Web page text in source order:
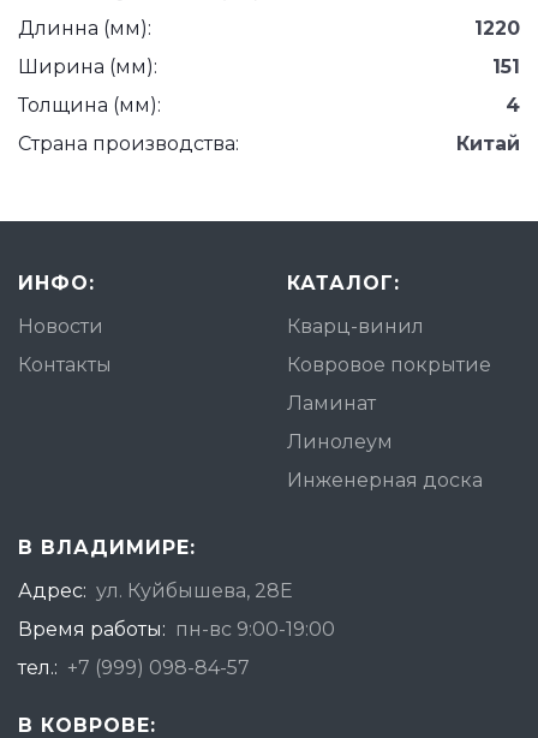
Длинна (мм):
1220
Ширина (мм):
151
Толщина (мм):
4
Страна производства:
Китай
ИНФО:
Новости
Контакты
КАТАЛОГ:
Кварц-винил
Ковровое покрытие
Ламинат
Линолеум
Инженерная доска
В ВЛАДИМИРЕ:
Адрес: ул. Куйбышева, 28Е
Время работы: пн-вс 9:00-19:00
тел.: +7 (999) 098-84-57
В КОВРОВЕ: